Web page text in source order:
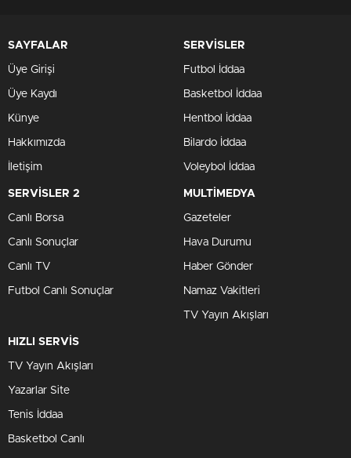
SAYFALAR
Üye Girişi
Üye Kaydı
Künye
Hakkımızda
İletişim
SERVİSLER
Futbol İddaa
Basketbol İddaa
Hentbol İddaa
Bilardo İddaa
Voleybol İddaa
SERVİSLER 2
Canlı Borsa
Canlı Sonuçlar
Canlı TV
Futbol Canlı Sonuçlar
MULTİMEDYA
Gazeteler
Hava Durumu
Haber Gönder
Namaz Vakitleri
TV Yayın Akışları
HIZLI SERVİS
TV Yayın Akışları
Yazarlar Site
Tenis İddaa
Basketbol Canlı